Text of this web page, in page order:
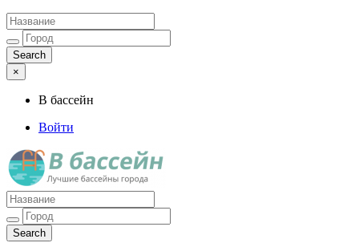
×
В бассейн
Войти
Лучшие бассейны города